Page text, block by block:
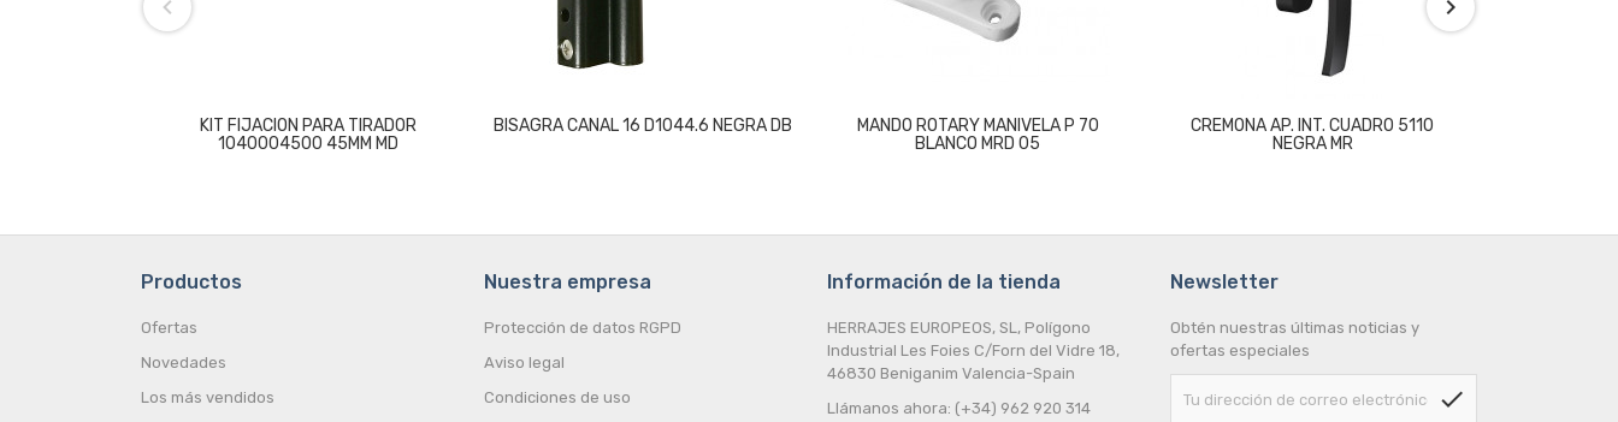
KIT FIJACION PARA TIRADOR
1040004500 45MM MD
BISAGRA CANAL 16 D1044.6 NEGRA DB
MANDO ROTARY MANIVELA P 70
BLANCO MRD 05
CREMONA AP. INT. CUADRO 5110
NEGRA MR
Productos
Ofertas
Novedades
Los más vendidos
Nuestra empresa
Protección de datos RGPD
Aviso legal
Condiciones de uso
Información de la tienda
HERRAJES EUROPEOS, SL, Polígono
Industrial Les Foies C/Forn del Vidre 18,
46830 Beniganim Valencia-Spain
Llámanos ahora: (+34) 962 920 314
Newsletter
Obtén nuestras últimas noticias y
ofertas especiales
check